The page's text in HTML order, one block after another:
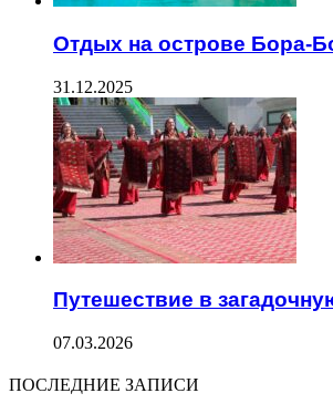
Отдых на острове Бора-
31.12.2025
Путешествие в
07.03.2026
ПОСЛЕДНИЕ ЗАПИСИ